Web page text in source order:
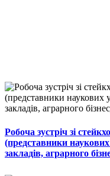
Робоча зустріч зі
(представники наукових
закладів, аграрного